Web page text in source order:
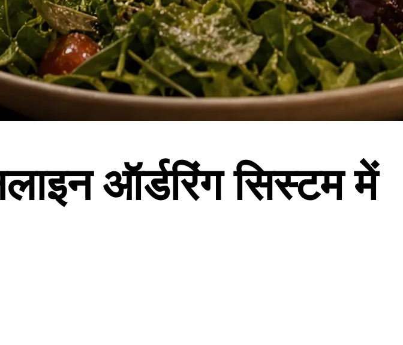
ऑर्डरिंग सिस्टम में